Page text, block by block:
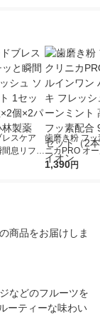
スケア
息リフレ
ミント
歯磨き粉 フッ
ニカPRO オ
ワン ハミガ
1,390円
商品をお届けしま
などのフルーツを
ーティーな味わい